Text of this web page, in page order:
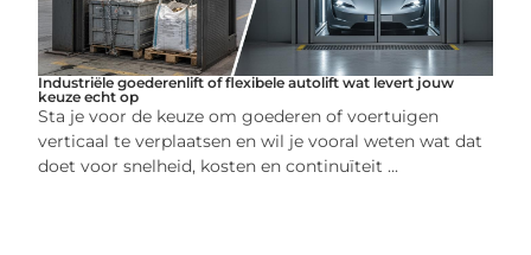
Industriële goederenlift of flexibele autolift wat levert jouw
keuze echt op
Sta je voor de keuze om goederen of voertuigen
verticaal te verplaatsen en wil je vooral weten wat dat
doet voor snelheid, kosten en continuïteit ...